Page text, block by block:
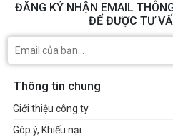
ĐĂNG KÝ NHẬN EMAIL
ĐỂ ĐƯỢC TƯ
Thông tin chung
Giới thiệu công ty
Góp ý, Khiếu nại